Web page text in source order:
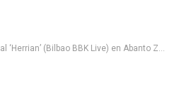
(Bilbao BBK Live) en Abanto Zierbena